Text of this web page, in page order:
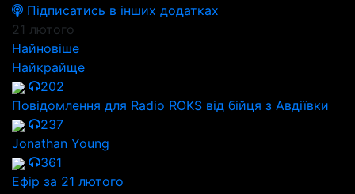
Підписатись в інших додатках
21 лютого
Найновіше
Найкрайще
202
Повідомлення для Radio ROKS від бійця з Авдіївки
237
Jonathan Young
361
Ефір за 21 лютого